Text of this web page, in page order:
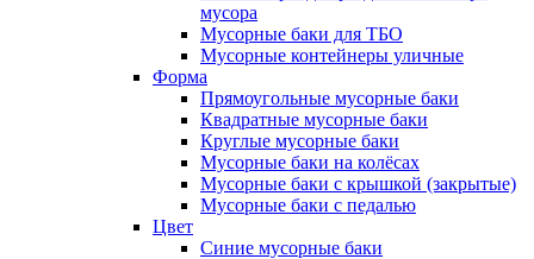
мусора
Мусорные баки для ТБО
Мусорные контейнеры уличные
Форма
Прямоугольные мусорные баки
Квадратные мусорные баки
Круглые мусорные баки
Мусорные баки на колёсах
Мусорные баки с крышкой (закрытые)
Мусорные баки с педалью
Цвет
Синие мусорные баки